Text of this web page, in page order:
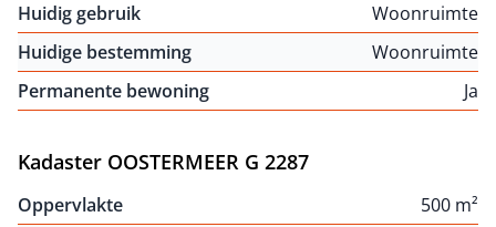
Huidig gebruik
Woonruimte
Huidige bestemming
Woonruimte
Permanente bewoning
Ja
Kadaster OOSTERMEER G 2287
Oppervlakte
500 m²